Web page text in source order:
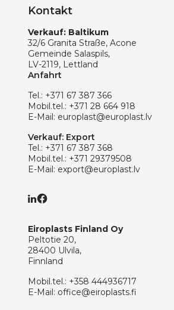
Kontakt
Verkauf: Baltikum
32/6 Granita Straße, Acone
Gemeinde Salaspils,
LV-2119, Lettland
Anfahrt
Tel.: +371 67 387 366
Mobil.tel.: +371 28 664 918
E-Mail: europlast@europlast.lv
Verkauf: Export
Tel.: +371 67 387 368
Mobil.tel.: +371 29379508
E-Mail: export@europlast.lv
Eiroplasts Finland Oy
Peltotie 20,
28400 Ulvila,
Finnland
Mobil.tel.: +358 444936717
E-Mail: office@eiroplasts.fi